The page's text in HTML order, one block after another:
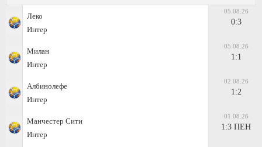
Леко
Интер
05.08.26
0:3
Милан
Интер
05.08.26
1:1
Албинолефе
Интер
02.08.26
1:2
Манчестер Сити
Интер
01.08.26
1:3 ПЕН